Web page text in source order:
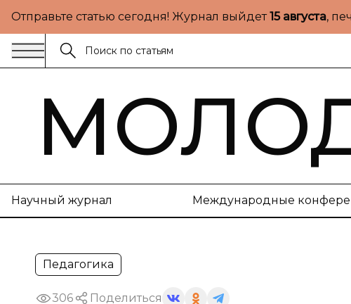
Отправьте статью сегодня! Журнал выйдет15 августа,
Научный журнал Международные
Педагогика
306 Поделиться